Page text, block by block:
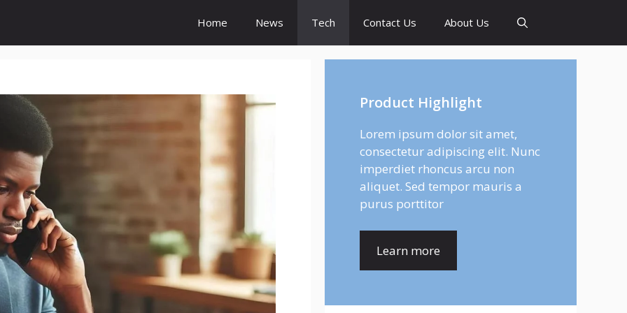
Home News Tech Contact Us About Us
Product Highlight
Lorem ipsum dolor sit amet,
consectetur adipiscing elit. Nunc
imperdiet rhoncus arcu non
aliquet. Sed tempor mauris a
purus porttitor
Learn more